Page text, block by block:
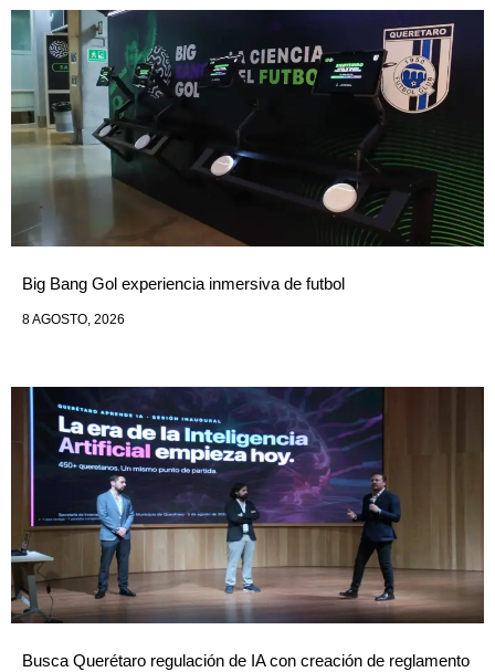
Big Bang Gol experiencia inmersiva de futbol
8 AGOSTO, 2026
Busca Querétaro regulación de IA con creación de reglamento